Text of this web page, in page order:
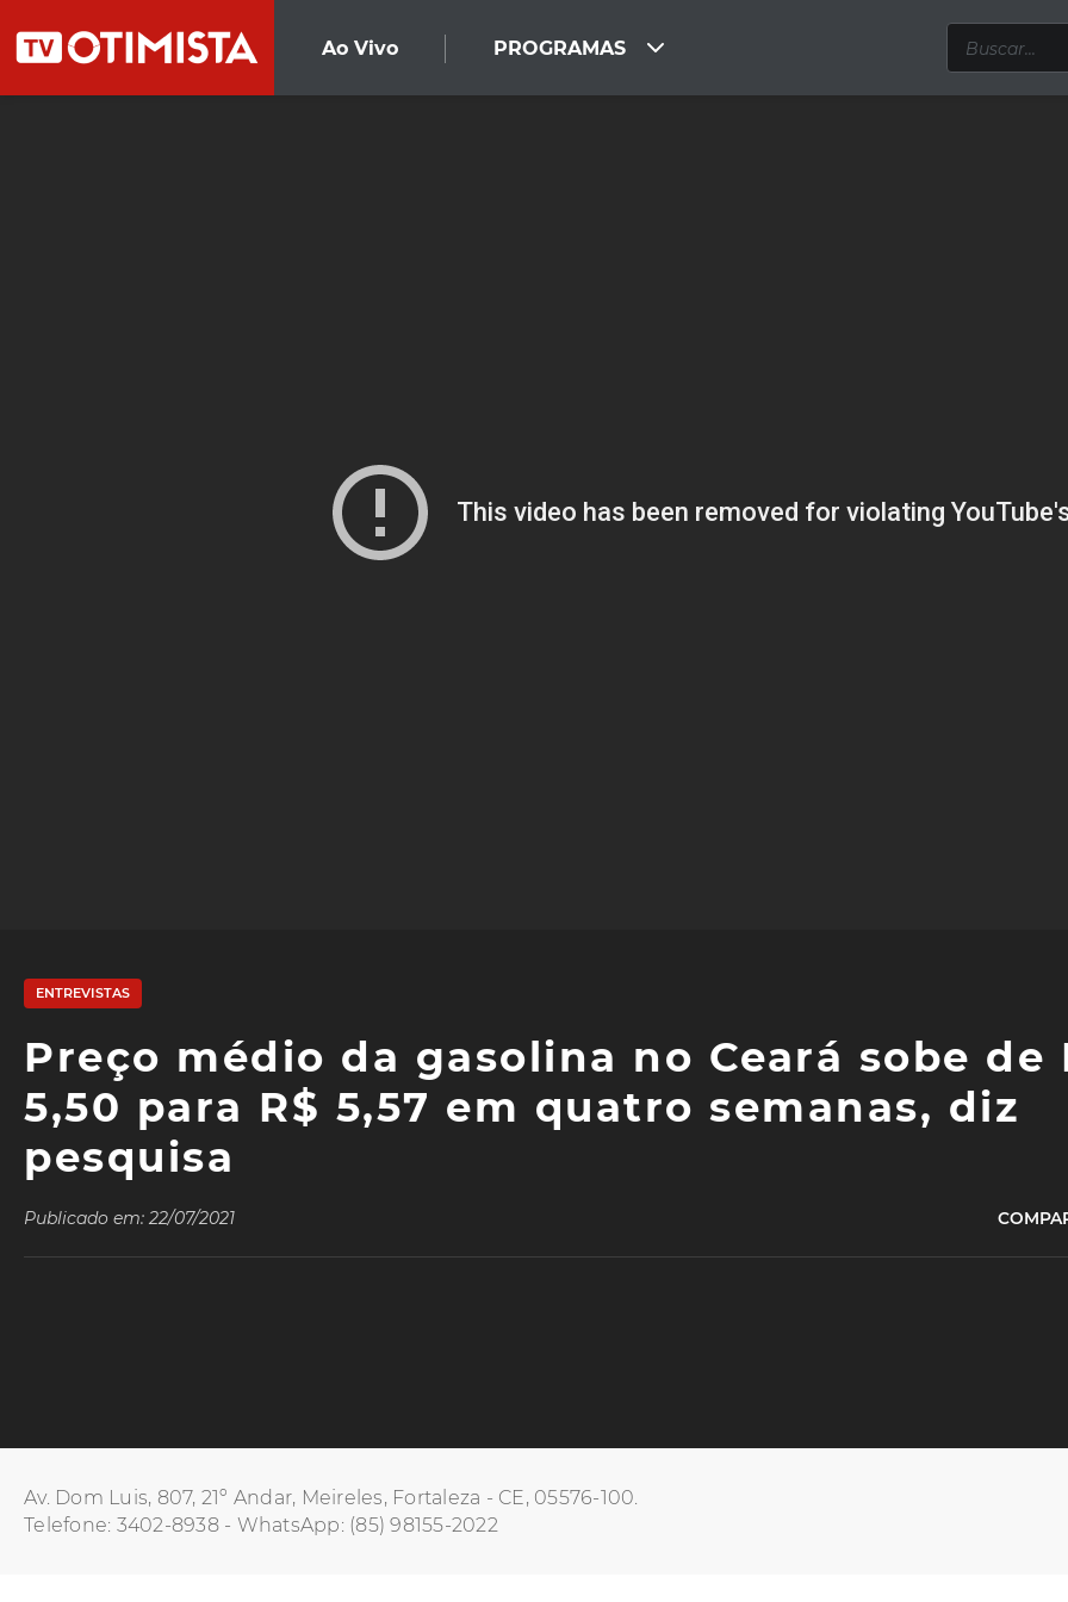
Ao Vivo PROGRAMAS
ENTREVISTAS
Preço médio da gasolina no Ceará sobe de
5,50 para R$ 5,57 em quatro semanas, diz
pesquisa
Publicado em: 22/07/2021
Av. Dom Luis, 807, 21º Andar, Meireles, Fortaleza - CE, 05576-100.
Telefone: 3402-8938 - WhatsApp: (85) 98155-2022